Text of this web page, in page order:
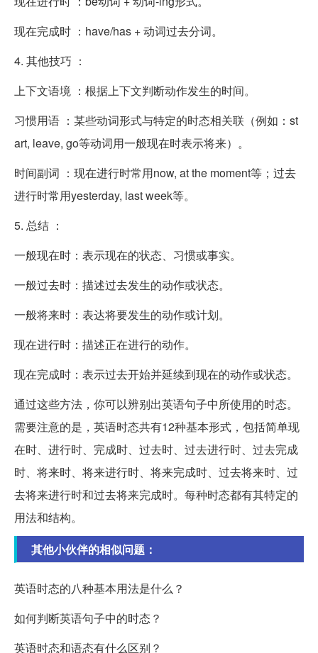
现在完成时 ：have/has + 动词过去分词。
4. 其他技巧 ：
上下文语境 ：根据上下文判断动作发生的时间。
习惯用语 ：某些动词形式与特定的时态相关联（例如：st
art, leave, go等动词用一般现在时表示将来）。
时间副词 ：现在进行时常用now, at the moment等；过去
进行时常用yesterday, last week等。
5. 总结 ：
一般现在时：表示现在的状态、习惯或事实。
一般过去时：描述过去发生的动作或状态。
一般将来时：表达将要发生的动作或计划。
现在进行时：描述正在进行的动作。
现在完成时：表示过去开始并延续到现在的动作或状态。
通过这些方法，你可以辨别出英语句子中所使用的时态。
需要注意的是，英语时态共有12种基本形式，包括简单现
在时、进行时、完成时、过去时、过去进行时、过去完成
时、将来时、将来进行时、将来完成时、过去将来时、过
去将来进行时和过去将来完成时。每种时态都有其特定的
用法和结构。
其他小伙伴的相似问题：
英语时态的八种基本用法是什么？
如何判断英语句子中的时态？
英语时态和语态有什么区别？